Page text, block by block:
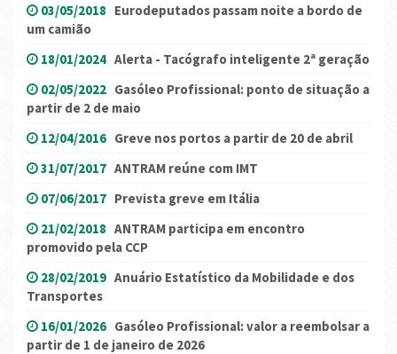
03/05/2018 Eurodeputados passam noite a bordo de
um camião
18/01/2024 Alerta - Tacógrafo inteligente 2ª geração
02/05/2022 Gasóleo Profissional: ponto de situação a
partir de 2 de maio
12/04/2016 Greve nos portos a partir de 20 de abril
31/07/2017 ANTRAM reúne com IMT
07/06/2017 Prevista greve em Itália
21/02/2018 ANTRAM participa em encontro
promovido pela CCP
28/02/2019 Anuário Estatístico da Mobilidade e dos
Transportes
16/01/2026 Gasóleo Profissional: valor a reembolsar a
partir de 1 de janeiro de 2026